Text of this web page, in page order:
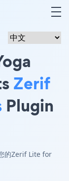
Zerif
Plugin
的Zerif Lite for